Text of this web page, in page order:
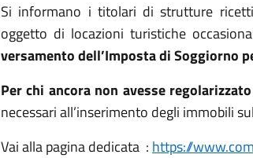
Si informano i titolari di strutture
oggetto di locazioni turistiche
versamento dell’Imposta di Soggiorno
Per chi ancora non avesse
necessari all’inserimento degli immobili
Vai alla pagina dedicata : https://